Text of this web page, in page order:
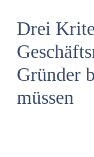
Drei
Gründer
müssen